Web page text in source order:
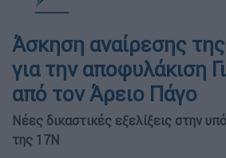
Άσκηση αναίρεσης
για την αποφυλάκιση
από τον Άρειο Πάγο
Νέες δικαστικές εξελίξεις στην
της 17Ν